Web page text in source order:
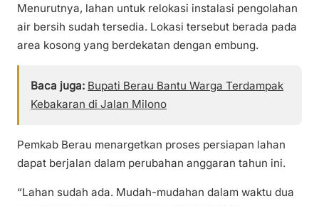
Menurutnya, lahan untuk relokasi instalasi pengolahan
air bersih sudah tersedia. Lokasi tersebut berada pada
area kosong yang berdekatan dengan embung.
Baca juga: Bupati Berau Bantu Warga Terdampak
Kebakaran di Jalan Milono
Pemkab Berau menargetkan proses persiapan lahan
dapat berjalan dalam perubahan anggaran tahun ini.
“Lahan sudah ada. Mudah-mudahan dalam waktu dua